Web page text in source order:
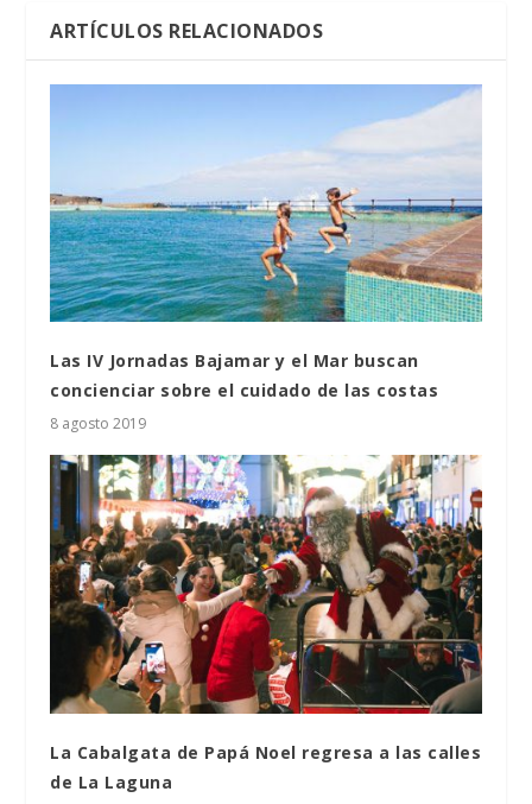
ARTÍCULOS RELACIONADOS
Las IV Jornadas Bajamar y el Mar buscan
concienciar sobre el cuidado de las costas
8 agosto 2019
La Cabalgata de Papá Noel regresa a las calles
de La Laguna